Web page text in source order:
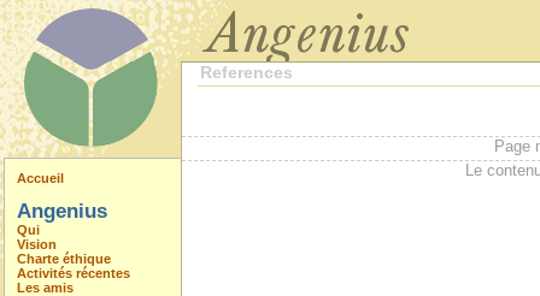
Accueil
Angenius
Qui
Vision
Charte éthique
Activités récentes
Les amis
References
Page
Le